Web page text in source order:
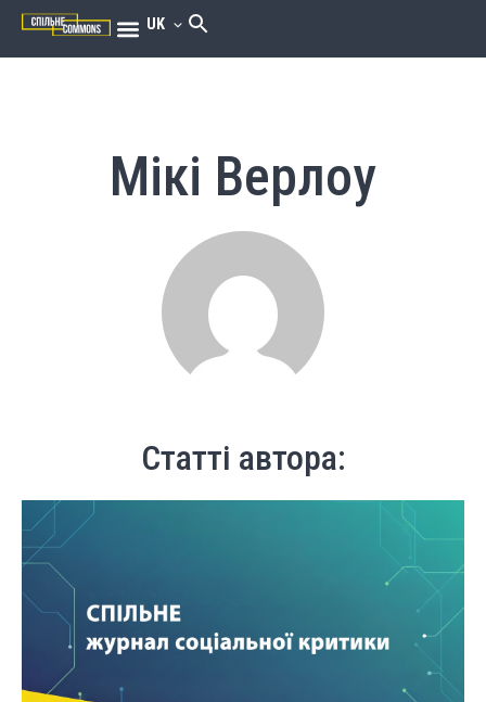
UK
Мікі Верлоу
Статті автора: